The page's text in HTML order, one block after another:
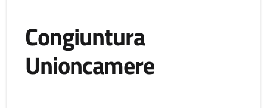
Congiuntura
Unioncamere